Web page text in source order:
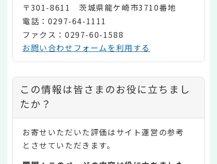
〒301-8611 茨城県龍ケ崎市3710番地
電話：0297-64-1111
ファクス：0297-60-1588
お問い合わせフォームを利用する
コ
ン
テ
ン
ツ
この情報は皆さまのお役に立ちまし
たか？
お寄せいただいた評価はサイト運営の参考
とさせていただきます。